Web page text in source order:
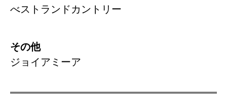
べストランドカントリー
その他
ジョイアミーア